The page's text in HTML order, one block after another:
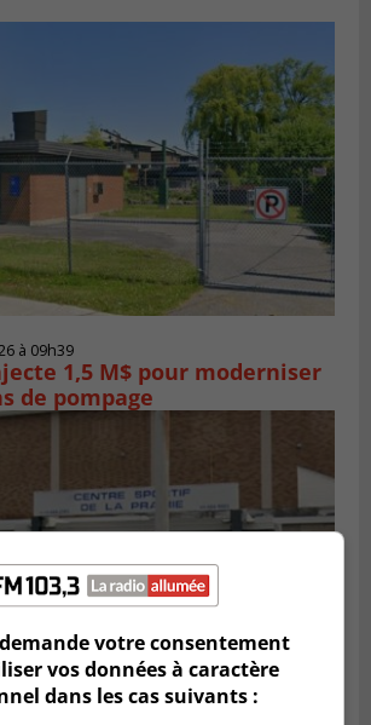
à 09h39
1,5 M$ pour moderniser
de pompage
demande votre consentement
vos données à caractère
dans les cas suivants :